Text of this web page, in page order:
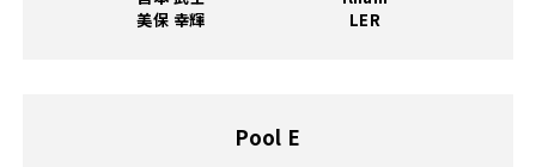
美保 幸輝
LER
Pool E